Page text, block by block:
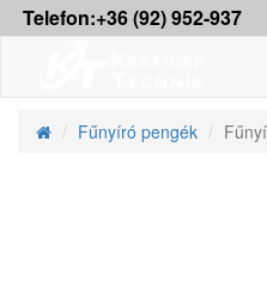
Telefon:+36 (92) 952-937
Fűnyíró pengék